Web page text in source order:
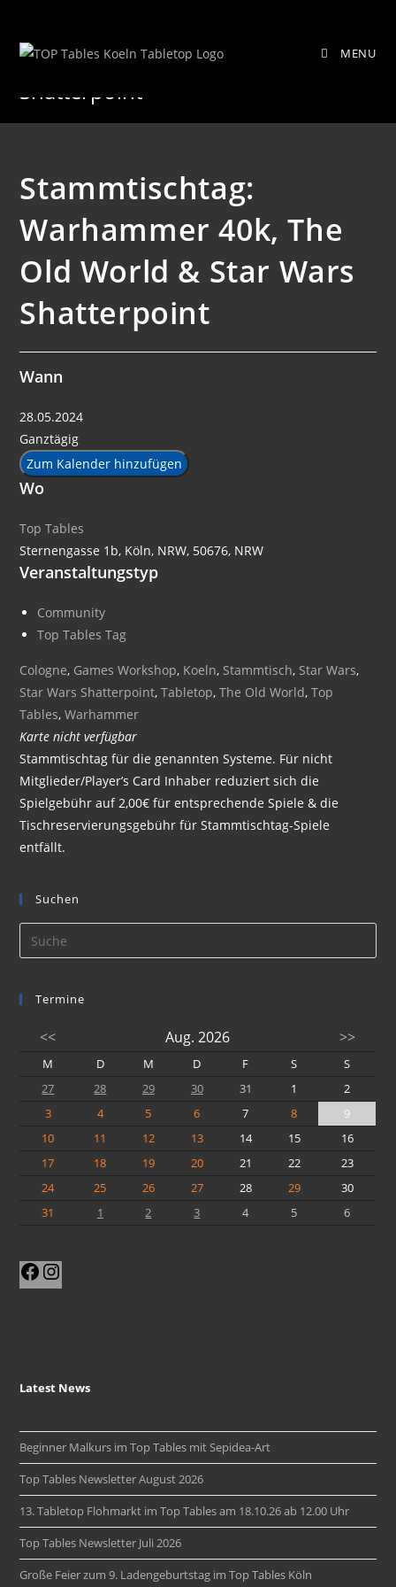
springen
MENU
The Old World & Star Wars
Shatterpoint
Stammtischtag:
Warhammer 40k, The
Old World & Star Wars
Shatterpoint
Wann
28.05.2024
Ganztägig
Zum Kalender hinzufügen
Wo
Top Tables
Sternengasse 1b, Köln, NRW, 50676, NRW
Veranstaltungstyp
Community
Top Tables Tag
Cologne, Games Workshop, Koeln, Stammtisch, Star Wars,
Star Wars Shatterpoint,Tabletop,The Old World,Top
Tables,Warhammer
Karte nicht verfügbar
Stammtischtag für die genannten Systeme. Für nicht
Mitglieder/Player’s Card Inhaber reduziert sich die
Spielgebühr auf 2,00€ für entsprechende Spiele & die
Tischreservierungsgebühr für Stammtischtag-Spiele
entfällt.
Suchen
Termine
<< Aug. 2026 >>
M D M D F S
S
27
28 29 30 31 1
2
3
4 5 6 7 8
9
10
11 12 13 14 15
16
17
18 19 20 21 22
23
24
25 26 27 28 29
30
31
1 2 3 4 5 6
Facebook
Latest News
Beginner Malkurs im Top Tables mit Sepidea-Art
Top Tables Newsletter August 2026
13. Tabletop Flohmarkt im Top Tables am 18.10.26 ab 12.00 Uhr
Top Tables Newsletter Juli 2026
Große Feier zum 9. Ladengeburtstag im Top Tables Köln